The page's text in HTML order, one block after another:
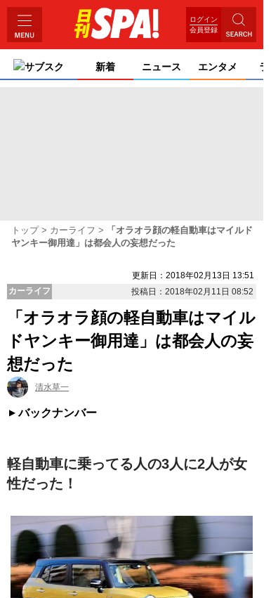
ログイン
会員登録
サブスク 新着 ニュース エンタメ ライ
トップ カーライフ
「オラオラ顔の軽自動車はマイルド
ヤンキー御用達」は都会人の妄想だった
更新日：2018年02月13日 13:51
カーライフ
投稿日：2018年02月11日 08:52
「オラオラ顔の軽自動車はマイル
ドヤンキー御用達」は都会人の妄
想だった
清水草一
バックナンバー
軽自動車に乗ってる人の3人に2人が女
性だった！